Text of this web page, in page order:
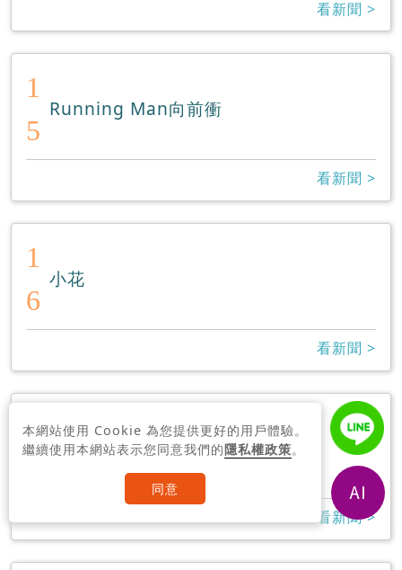
看新聞 >
1
5
Running Man向前衝
看新聞 >
1
6
小花
看新聞 >
1
高雄鋼鐵人
看新聞 >
本網站使用 Cookie 為您提供更好的用戶體驗。
繼續使用本網站表示您同意我們的隱私權政策。
同意